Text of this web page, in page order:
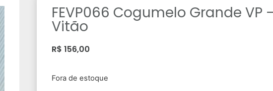
FEVP066 Cogumelo Grande VP
Vitão
R$ 156,00
Fora de estoque